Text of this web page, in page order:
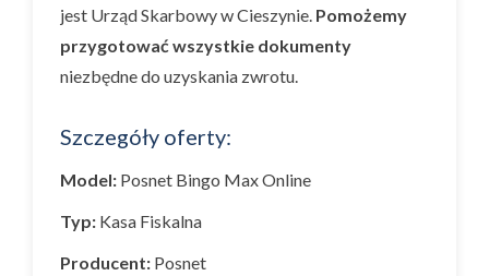
jest Urząd Skarbowy w Cieszynie. Pomożemy
przygotować wszystkie dokumenty
niezbędne do uzyskania zwrotu.
Szczegóły oferty:
Model: Posnet Bingo Max Online
Typ: Kasa Fiskalna
Producent: Posnet